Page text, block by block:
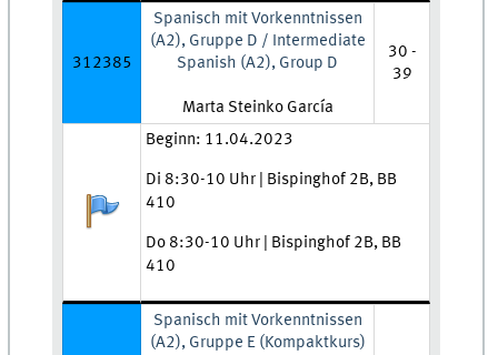
312385
Spanisch mit Vorkenntnissen
(A2), Gruppe D / Intermediate
Spanish (A2), Group D
Lehrkraft:
Marta Steinko García
30 -
39
Anmeldestatus:
Zeit und Ort:
Beginn: 11.04.2023
Di 8:30-10 Uhr | Bispinghof 2B, BB
410
Do 8:30-10 Uhr | Bispinghof 2B, BB
410
Spanisch mit Vorkenntnissen
(A2), Gruppe E (Kompaktkurs)